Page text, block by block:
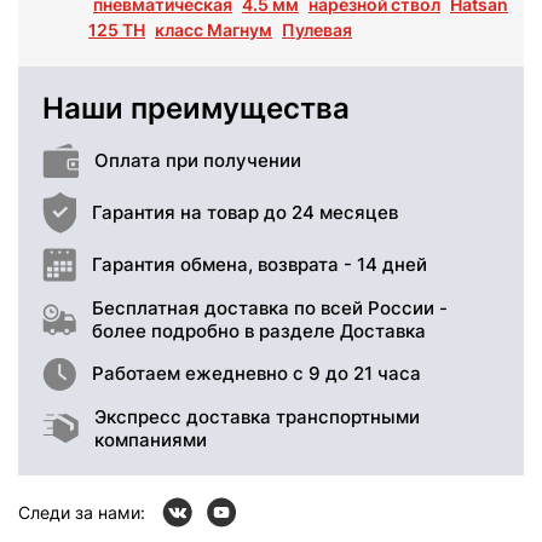
125 TH класс Магнум Пулевая
Наши преимущества
Оплата при получении
Гарантия на товар до 24 месяцев
Гарантия обмена, возврата - 14 дней
Бесплатная доставка по всей России -
более подробно в разделе Доставка
Работаем ежедневно с 9 до 21 часа
Экспресс доставка транспортными
компаниями
Следи за нами: